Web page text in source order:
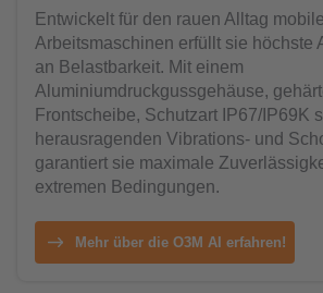
Entwickelt für den rauen Alltag
Arbeitsmaschinen erfüllt sie höchste
an Belastbarkeit. Mit einem
Aluminiumdruckgussgehäuse,
Frontscheibe, Schutzart IP67/IP69K
herausragenden Vibrations- und
garantiert sie maximale
extremen Bedingungen.
Mehr über die O3M AI erfahren!